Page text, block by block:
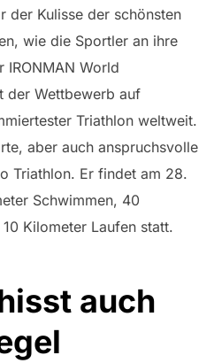
der Kulisse der schönsten
wie die Sportler an ihre
IRONMAN World
der Wettbewerb auf
Triathlon weltweit.
aber auch anspruchsvolle
Triathlon. Er findet am 28.
Schwimmen, 40
Kilometer Laufen statt.
auch